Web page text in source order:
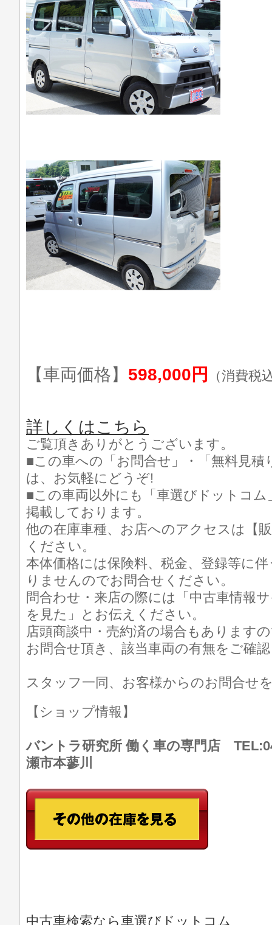
【車両価格】 598,000円 （消費税
詳しくはこちら
ご覧頂きありがとうございます。
■この車への「お問合せ」・「無料見積
は、お気軽にどうぞ!
■この車両以外にも「車選びドットコ
掲載しております。
他の在庫車種、お店へのアクセスは【
ください。
本体価格には保険料、税金、登録等に
りませんのでお問合せください。
問合わせ・来店の際には「中古車情報
を見た」とお伝えください。
店頭商談中・売約済の場合もあります
お問合せ頂き、該当車両の有無をご確
スタッフ一同、お客様からのお問合せ
【ショップ情報】
バントラ研究所 働く車の専門店
瀬市本蓼川
中古車検索なら車選びドットコム